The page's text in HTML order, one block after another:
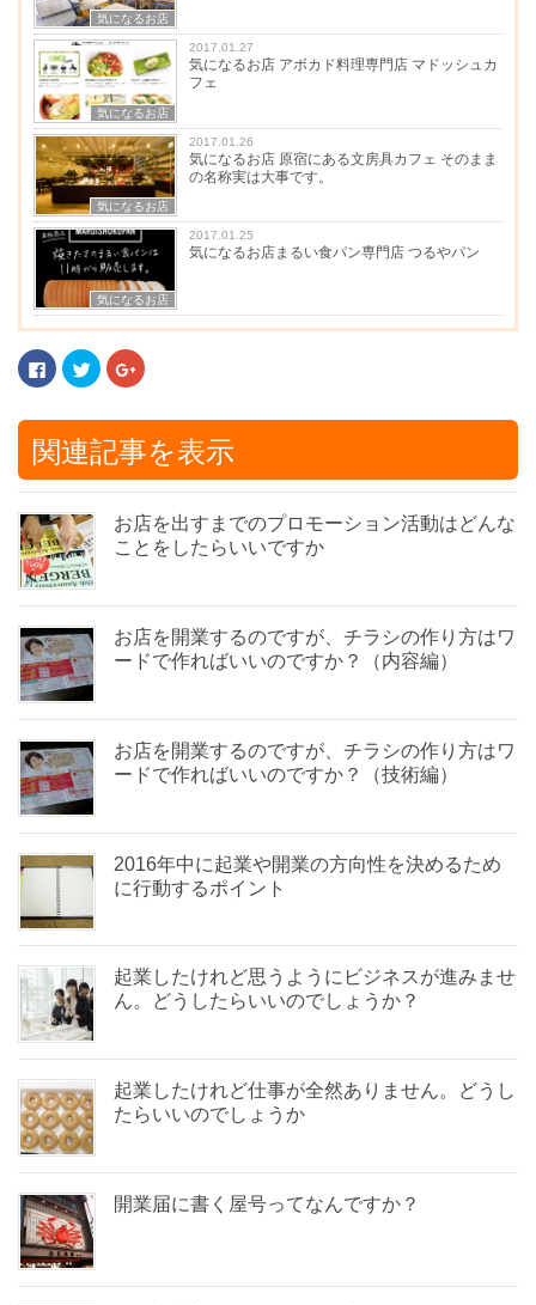
気になるお店
気になるお店
2017.01.27
気になるお店 アボカド料理専門店 マドッシュカ
フェ
気になるお店
2017.01.26
気になるお店 原宿にある文房具カフェ そのまま
の名称実は大事です。
気になるお店
2017.01.25
気になるお店まるい食パン専門店 つるやパン
F
a
b
o
o
k
で
共
有
す
る
に
は
ク
リ
ッ
ク
し
て
く
だ
さ
い
(
新
し
い
ウ
ィ
ン
ド
ウ
で
開
き
ま
す
)
ク
リ
し
て
T
w
i
t
t
e
r
で
共
有
(
新
し
ウ
ィ
ン
ウ
で
開
き
ま
す
)
ク
リ
し
て
G
o
o
g
e
+
で
新
し
い
ウ
ィ
で
開
き
ま
す
関連記事を表示
お店を出すまでのプロモーション活動はどんな
ことをしたらいいですか
お店を開業するのですが、チラシの作り方はワ
ードで作ればいいのですか？（内容編）
お店を開業するのですが、チラシの作り方はワ
ードで作ればいいのですか？（技術編）
2016年中に起業や開業の方向性を決めるため
に行動するポイント
起業したけれど思うようにビジネスが進みませ
ん。どうしたらいいのでしょうか？
起業したけれど仕事が全然ありません。どうし
たらいいのでしょうか
開業届に書く屋号ってなんですか？